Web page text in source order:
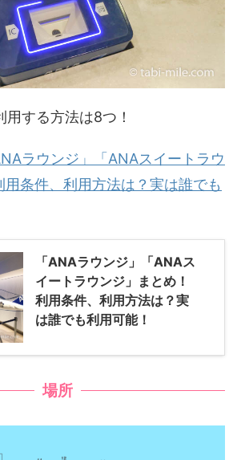
する方法は8つ！
ラウンジ」「ANAスイートラウ
用条件、利用方法は？実は誰でも
「ANAラウンジ」「ANAス
イートラウンジ」まとめ！
利用条件、利用方法は？実
は誰でも利用可能！
場所